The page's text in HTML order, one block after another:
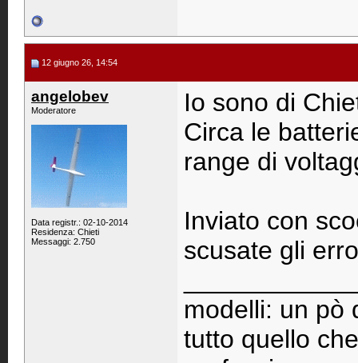
12 giugno 26, 14:54
angelobev
Moderatore
Data registr.: 02-10-2014
Residenza: Chieti
Messaggi: 2.750
Io sono di
Circa le
range di
Inviato con
scusate gli
modelli: un pò
tutto quello